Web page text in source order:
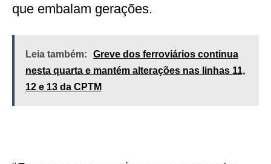
que embalam gerações.
Leia também:
Greve dos ferroviários continua
nesta quarta e mantém alterações nas linhas 11,
12 e 13 da CPTM